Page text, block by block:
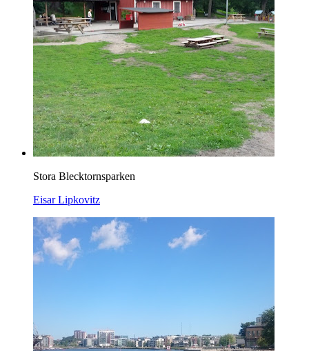
Stora Blecktornsparken
Eisar Lipkovitz